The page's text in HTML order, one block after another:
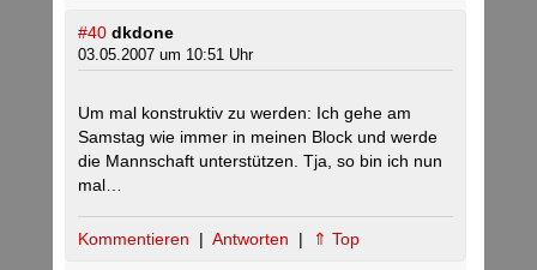
#40 dkdone
03.05.2007 um 10:51 Uhr
Um mal konstruktiv zu werden: Ich gehe am
Samstag wie immer in meinen Block und werde
die Mannschaft unterstützen. Tja, so bin ich nun
mal…
Kommentieren | Antworten | ⇑ Top